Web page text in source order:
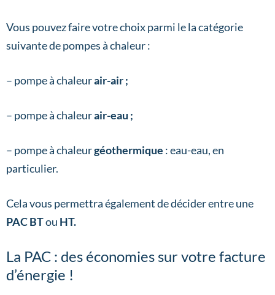
Vous pouvez faire votre choix parmi le la catégorie
suivante de pompes à chaleur :
– pompe à chaleurair-air ;
– pompe à chaleurair-eau ;
– pompe à chaleurgéothermique : eau-eau, en
particulier.
Cela vous permettra également de décider entre une
PAC BTou HT.
La PAC : des économies sur votre facture
d’énergie !